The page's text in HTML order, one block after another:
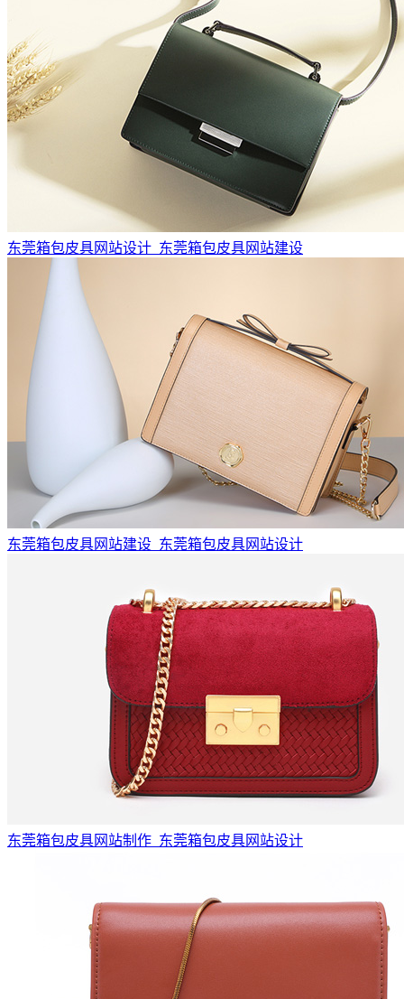
东莞箱包皮具网站设计_东莞箱包皮具网站建设
东莞箱包皮具网站建设_东莞箱包皮具网站设计
东莞箱包皮具网站制作_东莞箱包皮具网站设计